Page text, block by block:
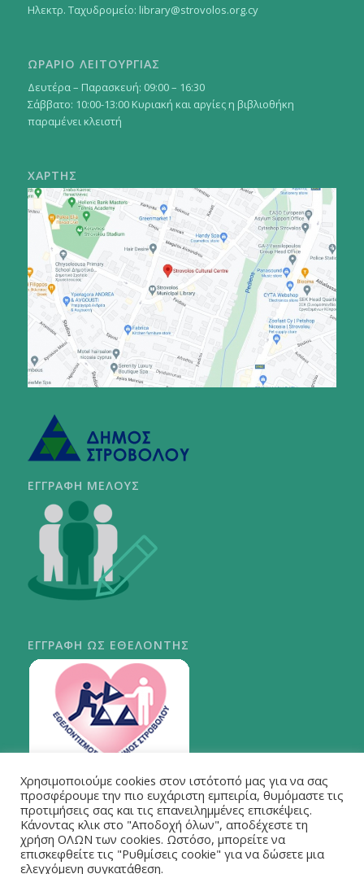
Ηλεκτρ. Ταχυδρομείο: library@strovolos.org.cy
ΩΡΑΡΙΟ ΛΕΙΤΟΥΡΓΙΑΣ
Δευτέρα – Παρασκευή: 09:00 – 16:30
Σάββατο: 10:00-13:00 Κυριακή και αργίες η βιβλιοθήκη
παραμένει κλειστή
ΧΑΡΤΗΣ
ΕΓΓΡΑΦΗ ΜΕΛΟΥΣ
ΕΓΓΡΑΦΗ ΩΣ ΕΘΕΛΟΝΤΗΣ
ΠΕΡΙ ΣΤΡΟΒΟΛΟΥ
Χρησιμοποιούμε cookies στον ιστότοπό μας για να σας
προσφέρουμε την πιο ευχάριστη εμπειρία, θυμόμαστε τις
προτιμήσεις σας και τις επανειλημμένες επισκέψεις.
Κάνοντας κλικ στο "Αποδοχή όλων", αποδέχεστε τη
χρήση ΟΛΩΝ των cookies. Ωστόσο, μπορείτε να
επισκεφθείτε τις "Ρυθμίσεις cookie" για να δώσετε μια
ελεγχόμενη συγκατάθεση.